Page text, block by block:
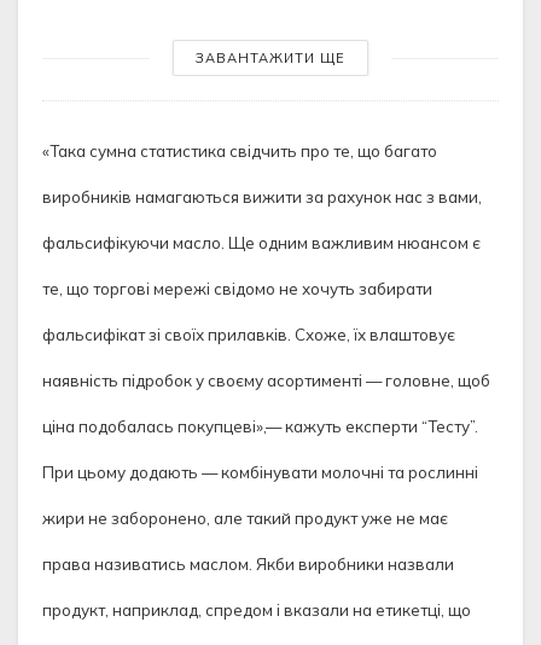
ЗАВАНТАЖИТИ ЩЕ
«Така сумна статистика свідчить про те, що багато
виробників намагаються вижити за рахунок нас з вами,
фальсифікуючи масло. Ще одним важливим нюансом є
те, що торгові мережі свідомо не хочуть забирати
фальсифікат зі своїх прилавків. Схоже, їх влаштовує
наявність підробок у своєму асортименті — головне, щоб
ціна подобалась покупцеві»,— кажуть експерти “Тесту”.
При цьому додають — комбінувати молочні та рослинні
жири не заборонено, але такий продукт уже не має
права називатись маслом. Якби виробники назвали
продукт, наприклад, спредом і вказали на етикетці, що